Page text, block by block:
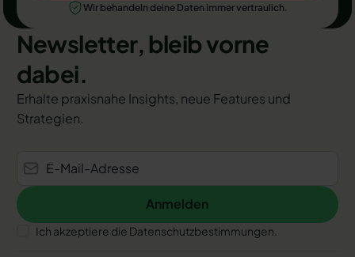
Wir behandeln deine Daten immer vertraulich.
Newsletter, bleib vorne
dabei.
Erhalte praxisnahe Insights, neue Features und
Strategien.
Anmelden
Anmelden
Ich akzeptiere die Datenschutzbestimmungen.